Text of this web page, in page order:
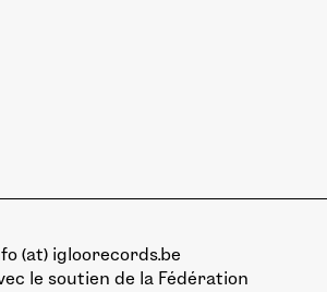
(at) igloorecords.be
le soutien de la Fédération